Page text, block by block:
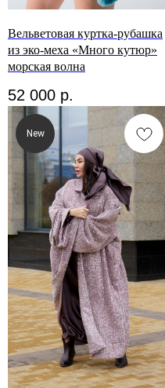
Вельветовая куртка-рубашка
из эко-меха «Много кутюр»
морская волна
52 000 р.
New